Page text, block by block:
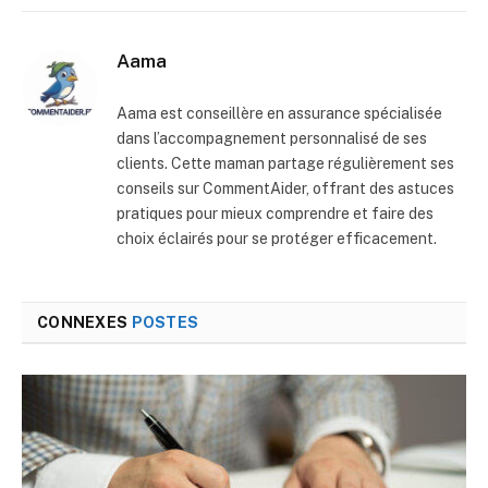
Aama
Aama est conseillère en assurance spécialisée
dans l’accompagnement personnalisé de ses
clients. Cette maman partage régulièrement ses
conseils sur CommentAider, offrant des astuces
pratiques pour mieux comprendre et faire des
choix éclairés pour se protéger efficacement.
CONNEXES POSTES